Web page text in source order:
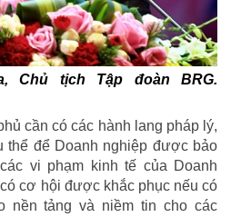
Chủ tịch Tập đoàn BRG.
cần có các hành lang pháp lý,
thể để Doanh nghiệp được bảo
vi phạm kinh tế của Doanh
cơ hội được khắc phục nếu có
nền tảng và niềm tin cho các